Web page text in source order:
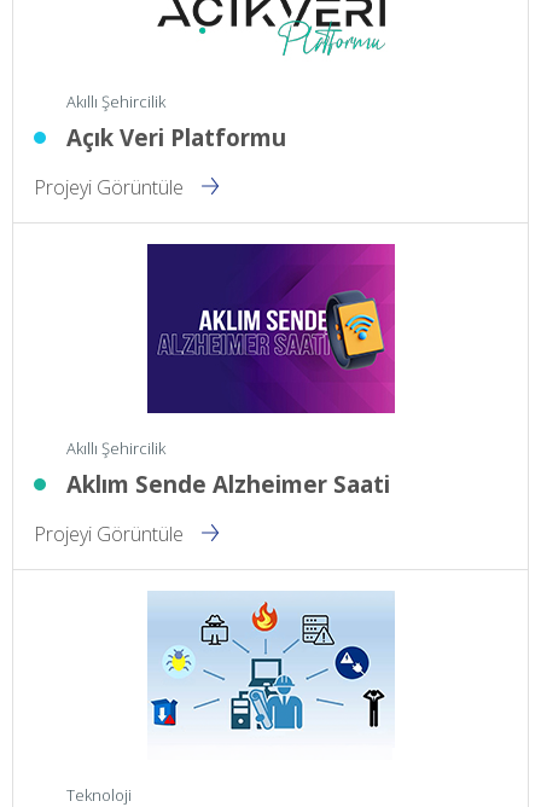
Akıllı Şehircilik
Açık Veri Platformu
Projeyi Görüntüle
Akıllı Şehircilik
Aklım Sende Alzheimer Saati
Projeyi Görüntüle
Teknoloji